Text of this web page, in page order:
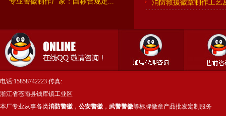
消防救援徽章制作工艺
电话:15858742223 传真:
浙江省苍南县钱库镇工业区
本厂专业从事各类消防警徽 ， 公安警徽 ， 武警警徽等标牌徽章产品批发定制服务